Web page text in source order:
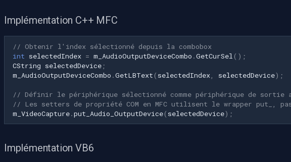
Implémentation C++ MFC
// Obtenir l'index sélectionné depuis la combobox
int selectedIndex = m_AudioOutputDeviceCombo .GetCurSel ();
CString selectedDevice ;
m_AudioOutputDeviceCombo .GetLBText ( selectedIndex selectedDevice);
// Définir le périphérique sélectionné comme périphérique de sortie
// Les setters de propriété COM en MFC utilisent le wrapper put_,
m_VideoCapture.put_Audio_OutputDevice( selectedDevice);
Implémentation VB6